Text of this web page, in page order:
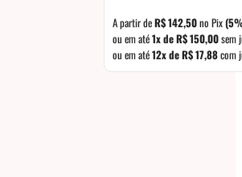
A partir deR$142,50no Pix
ou em até1x deR$150,00sem
ou em até12x deR$17,88com